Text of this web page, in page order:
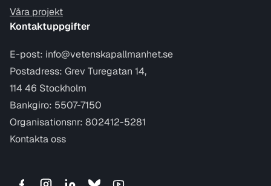
Våra projekt
Kontaktuppgifter
E-post: info@vetenskapallmanhet.se
Postadress: Grev Turegatan 14,
114 46 Stockholm
Bankgiro: 5507-7150
Organisationsnr: 802412-5281
Kontakta oss